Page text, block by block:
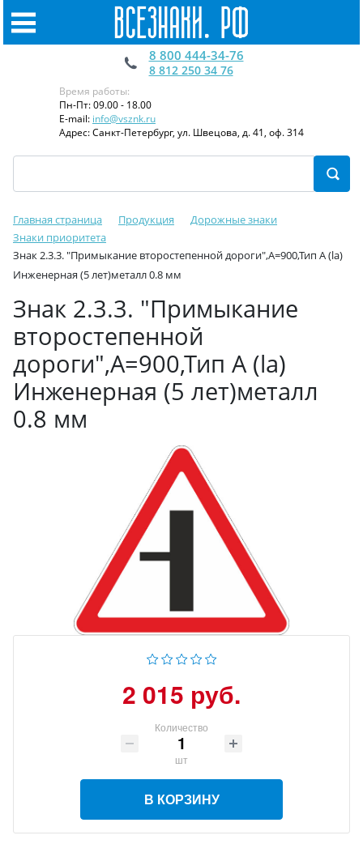
8 800 444-34-76
8 812 250 34 76
Время работы:
Пн-Пт: 09.00 - 18.00
E-mail: info@vsznk.ru
Адрес: Санкт-Петербург, ул. Швецова, д. 41, оф. 314
Главная страница Продукция
Дорожные знаки
Знаки приоритета
Знак 2.3.3. "Примыкание второстепенной дороги",А=900,Тип А (la)
Инженерная (5 лет)металл 0.8 мм
Знак 2.3.3. "Примыкание
второстепенной
дороги",А=900,Тип А (la)
Инженерная (5 лет)металл
0.8 мм
2 015 руб.
Количество
шт
В КОРЗИНУ